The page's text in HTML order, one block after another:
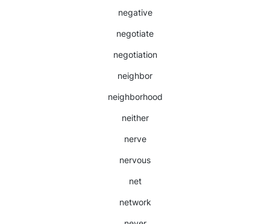
negative
negotiate
negotiation
neighbor
neighborhood
neither
nerve
nervous
net
network